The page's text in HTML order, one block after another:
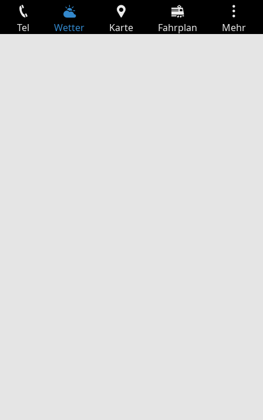
Tel Wetter Karte Fahrplan Mehr